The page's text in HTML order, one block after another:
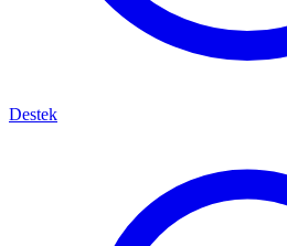
Destek